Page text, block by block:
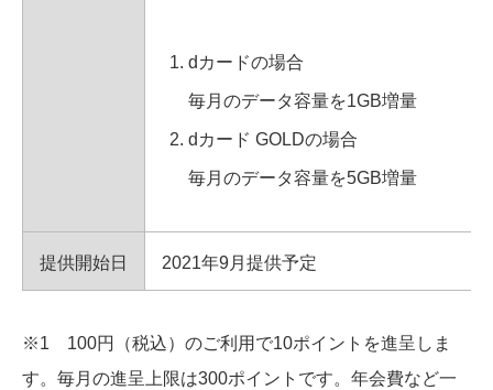
dカードの場合
毎月のデータ容量を1GB増量
dカード GOLDの場合
毎月のデータ容量を5GB増量
提供開始日 2021年9月提供予定
※1 100円（税込）のご利用で10ポイントを進呈しま
す。毎月の進呈上限は300ポイントです。年会費など一